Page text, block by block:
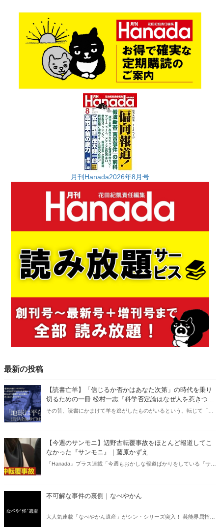
月刊Hanada2026年8月号
最新の投稿
【読書亡羊】「信じるか否かはあなた次第」の時代を乗り
切るための一冊 松村一志『科学否定論はなぜ人を惹きつけ
るのか』（ちくま新書）｜梶原麻衣子
その昔、読書にかまけて羊を逃がしたものがいるという。転じて「読
ある。元月刊『Hanada』編集部員のライター・梶原がお送りする時事
書評！
【今週のサンモニ】辺野古転覆事故をほとんど報道してこ
なかった『サンモニ』｜藤原かずえ
『Hanada』プラス連載「今週もおかしな報道ばかりをしている『サン
不可解な事件の裏側｜なべやかん
大人気連載「なべやかん遺産」がシン・シリーズ突入！ 芸能界屈指の